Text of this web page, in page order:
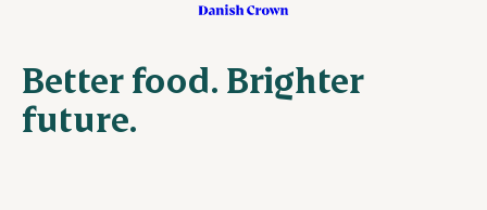
Better food. Brighter
future.